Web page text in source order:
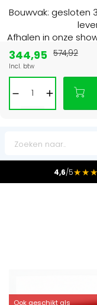
Bouwvak: gesloten
Afhalen in onze
4,6/5
Ook geschikt als
344,95
Incl. btw
574,92